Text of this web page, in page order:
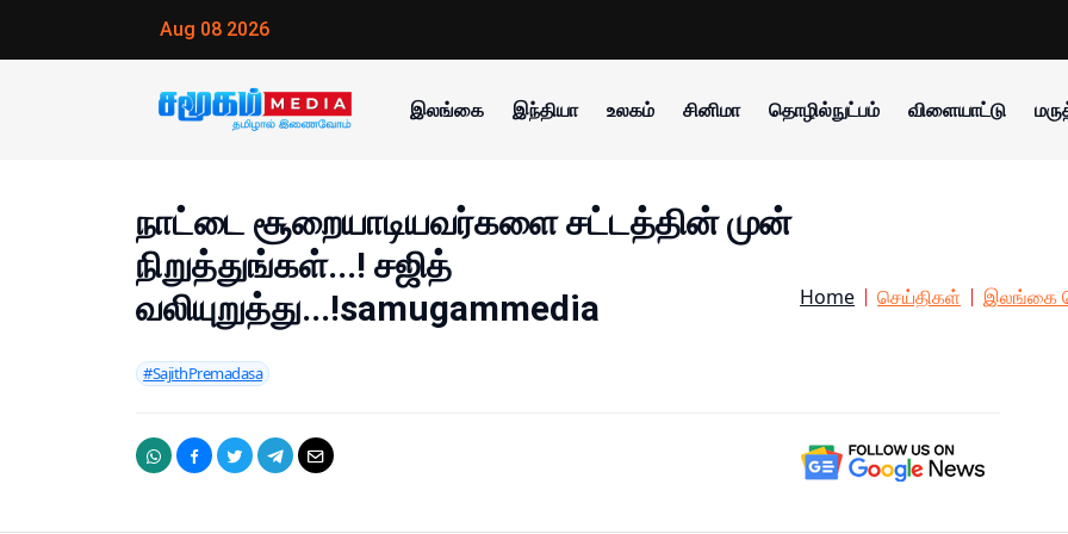
Aug 08 2026
இலங்கை இந்தியா உலகம் சினிமா தொழில்நுட்பம் விளையாட்டு
நாட்டை சூறையாடியவர்களை சட்டத்தின் முன்
நிறுத்துங்கள்...! சஜித்
வலியுறுத்து...!samugammedia
#SajithPremadasa
Home செய்திகள் இலங்கை